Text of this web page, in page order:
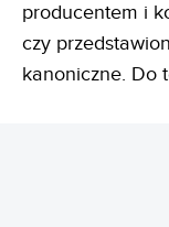
producentem i
czy
kanoniczne. Do